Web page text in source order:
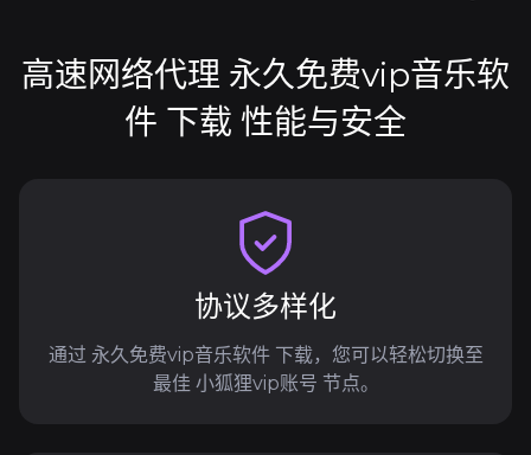
高速网络代理 永久免费vip音乐软
件 下载 性能与安全
协议多样化
通过 永久免费vip音乐软件 下载，您可以轻松切换至
最佳 小狐狸vip账号 节点。